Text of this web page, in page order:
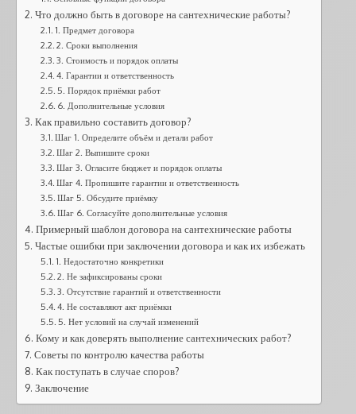
Что должно быть в договоре на сантехнические работы?
1. Предмет договора
2. Сроки выполнения
3. Стоимость и порядок оплаты
4. Гарантии и ответственность
5. Порядок приёмки работ
6. Дополнительные условия
Как правильно составить договор?
Шаг 1. Определите объём и детали работ
Шаг 2. Выпишите сроки
Шаг 3. Огласите бюджет и порядок оплаты
Шаг 4. Пропишите гарантии и ответственность
Шаг 5. Обсудите приёмку
Шаг 6. Согласуйте дополнительные условия
Примерный шаблон договора на сантехнические работы
Частые ошибки при заключении договора и как их избежать
1. Недостаточно конкретики
2. Не зафиксированы сроки
3. Отсутствие гарантий и ответственности
4. Не составляют акт приёмки
5. Нет условий на случай изменений
Кому и как доверять выполнение сантехнических работ?
Советы по контролю качества работы
Как поступать в случае споров?
Заключение